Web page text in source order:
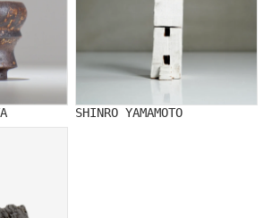
SHINRO YAMAMOTO